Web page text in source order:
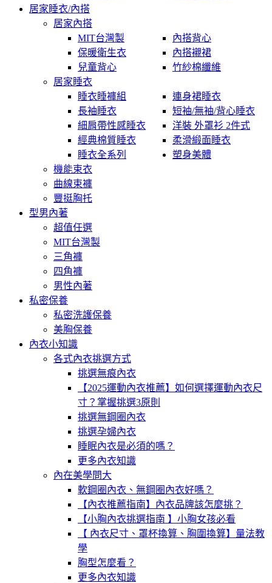
居家睡衣/內搭
居家內搭
MIT台灣製
內搭背心
保暖衛生衣
內搭襯裙
兒童背心
竹紗棉纖維
居家睡衣
睡衣睡褲組
連身裙睡衣
長袖睡衣
短袖/無袖/背心睡衣
細肩帶性感睡衣
洋裝 外罩衫 2件式
經典棉質睡衣
柔滑緞面睡衣
睡衣全系列
塑身美體
機能束衣
曲線束褲
豐挺胸托
型男內著
超值任選
MIT台灣製
三角褲
四角褲
男性內著
私密保養
私密洗護保養
美胸保養
內衣小知識
各式內衣挑選方式
挑選無痕內衣
【2025運動內衣推薦】如何選擇運動內衣尺
寸？掌握挑選3原則
挑選無鋼圈內衣
挑選孕婦內衣
睡眠內衣是必須的嗎？
更多內衣知識
內在美學問大
軟鋼圈內衣、無鋼圈內衣好嗎？
【內衣推薦指南】內衣品牌該怎麼挑？
【小胸內衣挑選指南 】小胸女孩必看
【 內衣尺寸、罩杯換算、胸圍換算】量法教
學
胸型怎麼看？
更多內衣知識